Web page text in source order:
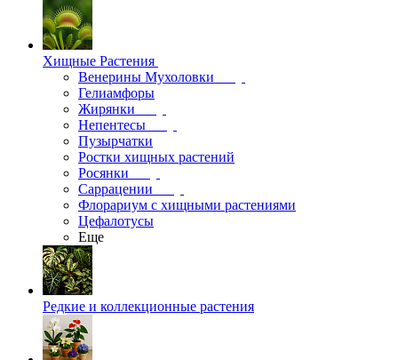
Хищные Растения
Венерины Мухоловки
Гелиамфоры
Жирянки
Непентесы
Пузырчатки
Ростки хищных растений
Росянки
Саррацении
Флорариум с хищными растениями
Цефалотусы
Еще
Редкие и коллекционные растения